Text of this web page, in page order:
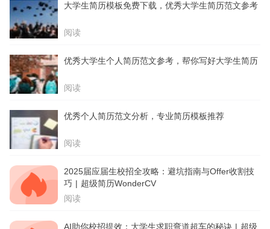
大学生简历模板免费下载，优秀大学生简历范文参考
阅读
优秀大学生个人简历范文参考，帮你写好大学生简历
阅读
优秀个人简历范文分析，专业简历模板推荐
阅读
2025届应届生校招全攻略：避坑指南与Offer收割技
巧 | 超级简历WonderCV
阅读
AI助你校招提效：大学生求职弯道超车的秘诀 | 超级